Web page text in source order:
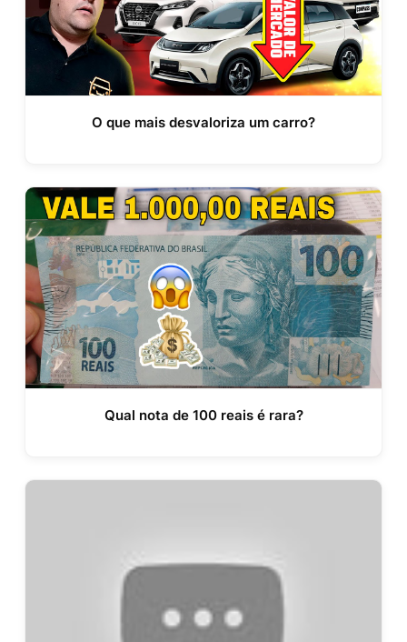
O que mais desvaloriza um carro?
Qual nota de 100 reais é rara?